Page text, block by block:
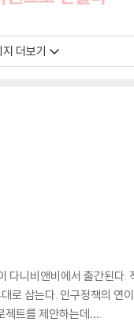
더보기
니비앤비에서 출간된다.
로 삼는다. 인구정책의 연
젝트를 제안하는데….